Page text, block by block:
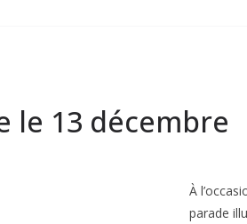
le 13 décembre
À
parade